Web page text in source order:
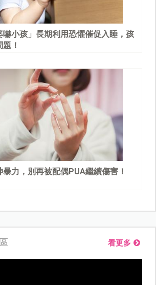
嚇小孩」長期利用恐懼催促入睡，孩
！
力，別再被配偶PUA繼續傷害！
看更多